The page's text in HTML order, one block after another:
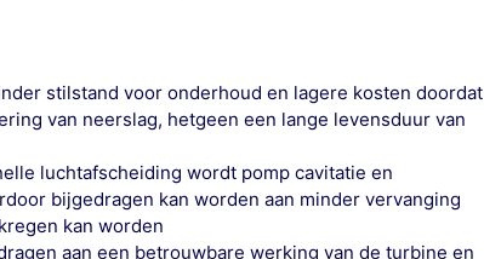
stilstand voor onderhoud en lagere kosten doordat
van neerslag, hetgeen een lange levensduur van
luchtafscheiding wordt pomp cavitatie en
bijgedragen kan worden aan minder vervanging
kan worden
aan een betrouwbare werking van de turbine en